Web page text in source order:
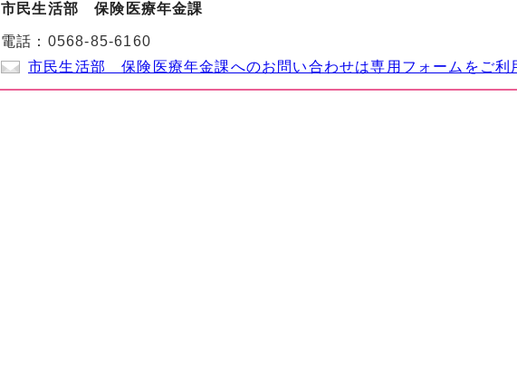
市民生活部 保険医療年金課
電話： 0568-85-6160
市民生活部 保険医療年金課へのお問い合わせは専用フォームをご利